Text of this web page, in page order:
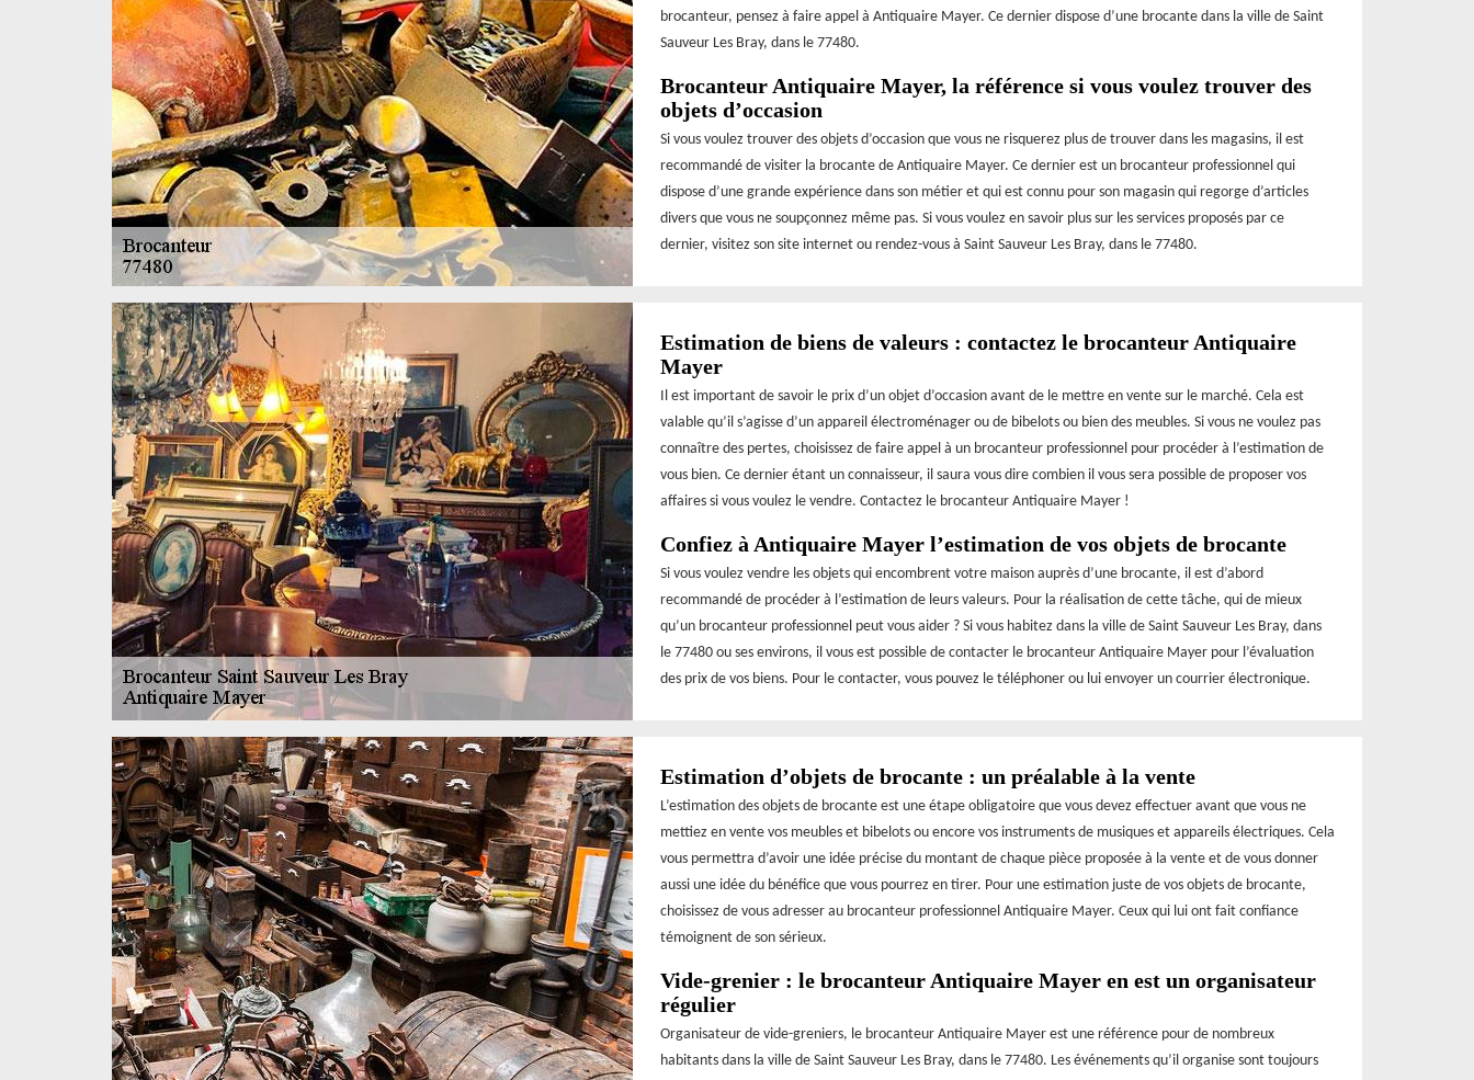
brocanteur, pensez à faire appel à Antiquaire Mayer. Ce dernier dispose d’une brocante dans la ville de Saint
Sauveur Les Bray, dans le 77480.
Brocanteur Antiquaire Mayer, la référence si vous voulez trouver des
objets d’occasion
Si vous voulez trouver des objets d’occasion que vous ne risquerez plus de trouver dans les magasins, il est
recommandé de visiter la brocante de Antiquaire Mayer. Ce dernier est un brocanteur professionnel qui
dispose d’une grande expérience dans son métier et qui est connu pour son magasin qui regorge d’articles
divers que vous ne soupçonnez même pas. Si vous voulez en savoir plus sur les services proposés par ce
dernier, visitez son site internet ou rendez-vous à Saint Sauveur Les Bray, dans le 77480.
Estimation de biens de valeurs : contactez le brocanteur Antiquaire
Mayer
Il est important de savoir le prix d’un objet d’occasion avant de le mettre en vente sur le marché. Cela est
valable qu’il s’agisse d’un appareil électroménager ou de bibelots ou bien des meubles. Si vous ne voulez pas
connaître des pertes, choisissez de faire appel à un brocanteur professionnel pour procéder à l’estimation de
vous bien. Ce dernier étant un connaisseur, il saura vous dire combien il vous sera possible de proposer vos
affaires si vous voulez le vendre. Contactez le brocanteur Antiquaire Mayer !
Confiez à Antiquaire Mayer l’estimation de vos objets de brocante
Si vous voulez vendre les objets qui encombrent votre maison auprès d’une brocante, il est d’abord
recommandé de procéder à l’estimation de leurs valeurs. Pour la réalisation de cette tâche, qui de mieux
qu’un brocanteur professionnel peut vous aider ? Si vous habitez dans la ville de Saint Sauveur Les Bray, dans
le 77480 ou ses environs, il vous est possible de contacter le brocanteur Antiquaire Mayer pour l’évaluation
des prix de vos biens. Pour le contacter, vous pouvez le téléphoner ou lui envoyer un courrier électronique.
Estimation d’objets de brocante : un préalable à la vente
L’estimation des objets de brocante est une étape obligatoire que vous devez effectuer avant que vous ne
mettiez en vente vos meubles et bibelots ou encore vos instruments de musiques et appareils électriques. Cela
vous permettra d’avoir une idée précise du montant de chaque pièce proposée à la vente et de vous donner
aussi une idée du bénéfice que vous pourrez en tirer. Pour une estimation juste de vos objets de brocante,
choisissez de vous adresser au brocanteur professionnel Antiquaire Mayer. Ceux qui lui ont fait confiance
témoignent de son sérieux.
Vide-grenier : le brocanteur Antiquaire Mayer en est un organisateur
régulier
Organisateur de vide-greniers, le brocanteur Antiquaire Mayer est une référence pour de nombreux
habitants dans la ville de Saint Sauveur Les Bray, dans le 77480. Les événements qu’il organise sont toujours